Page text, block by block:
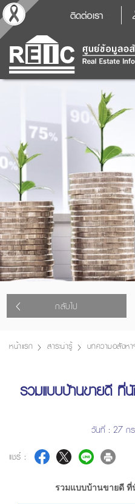
ติดต่อเรา
กลับไป
หน้าแรก สาระน่ารู้ บทความอสังห
รวมแบบบ้านขายดี
วันที่ : 27 ก
แชร์ :
รวมแบบบ้านขายดี ที่